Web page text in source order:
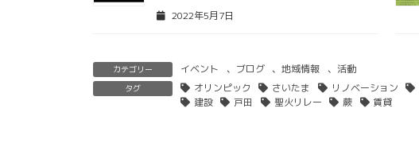
2022年5月7日
カテゴリー イベント 、 ブログ 、地域情報 、 活動
タグ オリンピック さいたま リノベーション
建設
戸田 聖火リレー 蕨 賃貸